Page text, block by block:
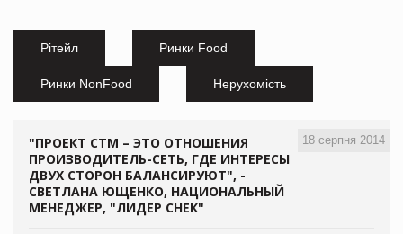
Рітейл Ринки Food
Ринки NonFood Нерухомість
18 серпня 2014
"ПРОЕКТ СТМ – ЭТО ОТНОШЕНИЯ
ПРОИЗВОДИТЕЛЬ-СЕТЬ, ГДЕ ИНТЕРЕСЫ
ДВУХ СТОРОН БАЛАНСИРУЮТ", -
СВЕТЛАНА ЮЩЕНКО, НАЦИОНАЛЬНЫЙ
МЕНЕДЖЕР, "ЛИДЕР СНЕК"